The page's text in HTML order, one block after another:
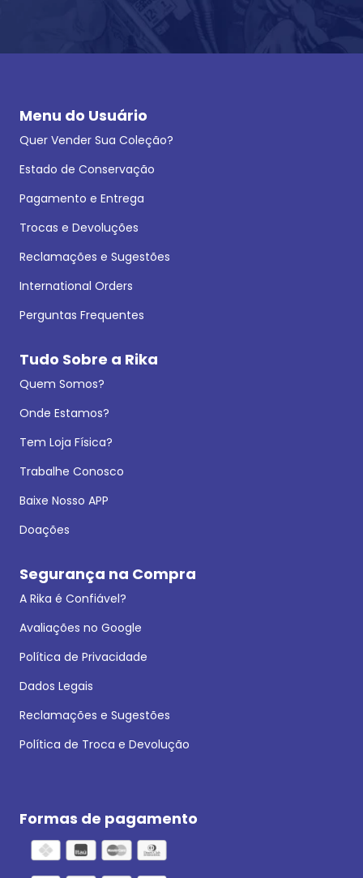
Menu do Usuário
Quer Vender Sua Coleção?
Estado de Conservação
Pagamento e Entrega
Trocas e Devoluções
Reclamações e Sugestões
International Orders
Perguntas Frequentes
Tudo Sobre a Rika
Quem Somos?
Onde Estamos?
Tem Loja Física?
Trabalhe Conosco
Baixe Nosso APP
Doações
Segurança na Compra
A Rika é Confiável?
Avaliações no Google
Política de Privacidade
Dados Legais
Reclamações e Sugestões
Política de Troca e Devolução
Formas de pagamento